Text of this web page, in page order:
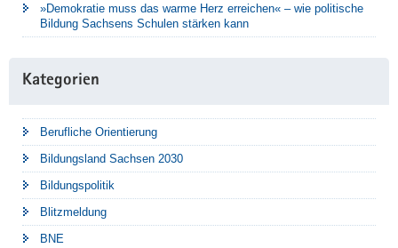
»Demokratie muss das warme Herz erreichen« – wie politische
Bildung Sachsens Schulen stärken kann
Kategorien
Berufliche Orientierung
Bildungsland Sachsen 2030
Bildungspolitik
Blitzmeldung
BNE